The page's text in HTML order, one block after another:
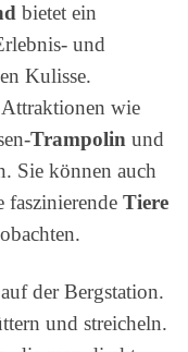
bietet ein
und
Kulisse.
Attraktionen wie
Trampolin und
Sie können auch
faszinierende Tiere
der Bergstation.
und streicheln.